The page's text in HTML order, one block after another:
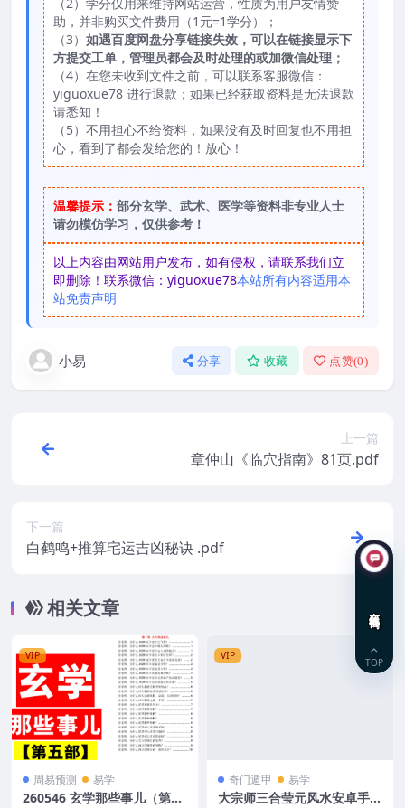
助，并非购买文件费用（1元=1学分）；
（3） 如遇百度网盘分享链接失效，可以在链接显示下
方提交工单，管理员都会及时处理的或加微信处理；
（4）在您未收到文件之前，可以联系客服微信：
yiguoxue78 进行退款；如果已经获取资料是无法退款
请悉知！
（5）不用担心不给资料，如果没有及时回复也不用担
心，看到了都会发给您的！放心！
温馨提示： 部分玄学、武术、医学等资料非专业人士
请勿模仿学习，仅供参考！
以上内容由网站用户发布，如有侵权，请联系我们立
即删除！联系微信：yiguoxue78本站所有内容适用本
站免责声明
小易 分享 收藏 点赞(0)
上一篇
章仲山《临穴指南》81页.pdf
下一篇
白鹤鸣+推算宅运吉凶秘诀 .pdf
相关文章
VIP
周易预测 易学
260546 玄学那些事儿（第五
VIP
奇门遁甲 易学
大宗师三合莹元风水安卓手机
TOP